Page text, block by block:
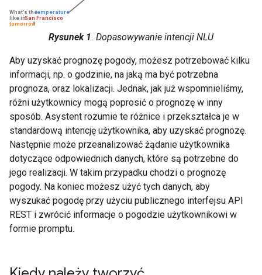
Rysunek 1. Dopasowywanie intencji NLU
Aby uzyskać prognozę pogody, możesz potrzebować kilku
informacji, np. o godzinie, na jaką ma być potrzebna
prognoza, oraz lokalizacji. Jednak, jak już wspomnieliśmy,
różni użytkownicy mogą poprosić o prognozę w inny
sposób. Asystent rozumie te różnice i przekształca je w
standardową intencję użytkownika, aby uzyskać prognozę.
Następnie może przeanalizować żądanie użytkownika
dotyczące odpowiednich danych, które są potrzebne do
jego realizacji. W takim przypadku chodzi o prognozę
pogody. Na koniec możesz użyć tych danych, aby
wyszukać pogodę przy użyciu publicznego interfejsu API
REST i zwrócić informacje o pogodzie użytkownikowi w
formie promptu.